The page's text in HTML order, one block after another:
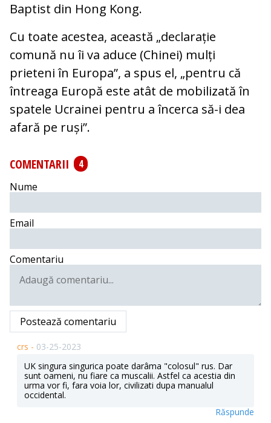
Baptist din Hong Kong.
Cu toate acestea, această „declarație
comună nu îi va aduce (Chinei) mulți
prieteni în Europa”, a spus el, „pentru că
întreaga Europă este atât de mobilizată în
spatele Ucrainei pentru a încerca să-i dea
afară pe ruși”.
COMENTARII
4
Nume
Email
Comentariu
Postează comentariu
crs - 03-25-2023
UK singura singurica poate darâma "colosul" rus. Dar
sunt oameni, nu fiare ca muscalii. Astfel ca acestia din
urma vor fi, fara voia lor, civilizati dupa manualul
occidental.
Răspunde